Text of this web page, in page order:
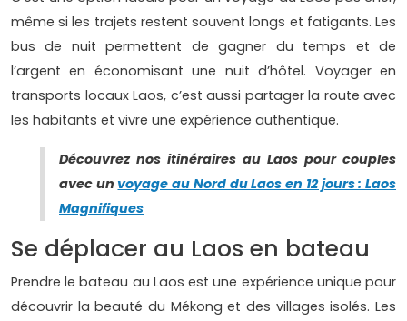
même si les trajets restent souvent longs et fatigants. Les
bus de nuit permettent de gagner du temps et de
l’argent en économisant une nuit d’hôtel. Voyager en
transports locaux Laos, c’est aussi partager la route avec
les habitants et vivre une expérience authentique.
Découvrez nos itinéraires au Laos pour couples
avec unvoyage au Nord du Laos en 12 jours : Laos
Magnifiques
Se déplacer au Laos en bateau
Prendre le bateau au Laos est une expérience unique pour
découvrir la beauté du Mékong et des villages isolés. Les